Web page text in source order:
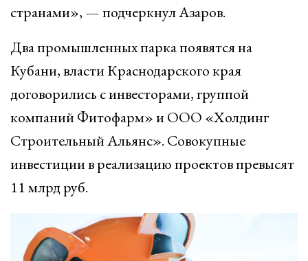
странами», — подчеркнул Азаров.
Два промышленных парка появятся на
Кубани, власти Краснодарского края
договорились с инвесторами, группой
компаний Фитофарм» и ООО «Холдинг
Строительный Альянс». Совокупные
инвестиции в реализацию проектов превысят
11 млрд руб.